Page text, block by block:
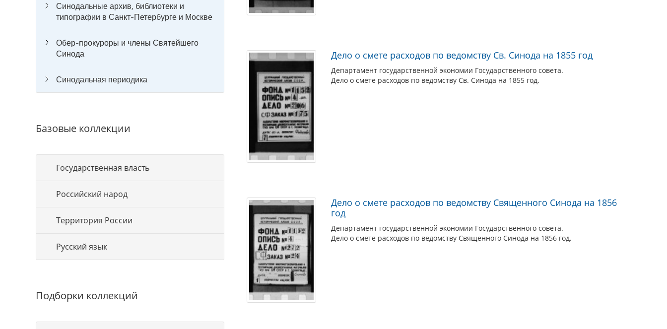
Синодальные архив, библиотеки и
типографии в Санкт-Петербурге и Москве
Обер-прокуроры и члены Святейшего
Синода
Синодальная периодика
Базовые коллекции
Государственная власть
Российский народ
Территория России
Русский язык
Подборки коллекций
Дело о смете расходов по ведомству Св. Синода на 1855 год
Департамент государственной экономии Государственного совета.
Дело о смете расходов по ведомству Св. Синода на 1855 год.
Дело о смете расходов по ведомству Священного Синода на 1856
год
Департамент государственной экономии Государственного совета.
Дело о смете расходов по ведомству Священного Синода на 1856 год.